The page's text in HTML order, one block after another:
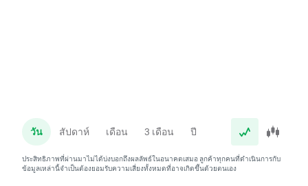
วัน สัปดาห์ เดือน 3 เดือน ปี
ประสิทธิภาพที่ผ่านมาไม่ได้บ่งบอกถึงผลลัพธ์ในอนาคตเสมอ ลูกค้าทุกคนที่ดำเนินการกับ
ข้อมูลเหล่านี้จำเป็นต้องยอมรับความเสี่ยงทั้งหมดที่อาจเกิดขึ้นด้วยตนเอง